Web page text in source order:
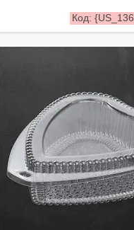
{US_136